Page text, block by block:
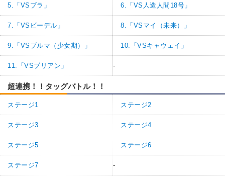
5.「VSブラ」 6.「VS人造人間18号」
7.「VSビーデル」 8.「VSマイ（未来）」
9.「VSブルマ（少女期）」 10.「VSキャウェイ」
11.「VSブリアン」 -
超連携！！タッグバトル！！
ステージ1 ステージ2
ステージ3 ステージ4
ステージ5 ステージ6
ステージ7 -